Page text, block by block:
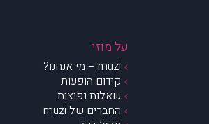
על מוזי
muzi – מי אנחנו?
קידום הופעות
שאלות נפוצות
החברים של muzi